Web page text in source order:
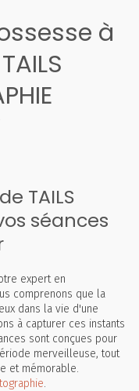
à
TAILS
séances
expert en
comprenons que la
dans la vie d'une
à capturer ces instants
sont conçues pour
merveilleuse, tout
et mémorable.
.